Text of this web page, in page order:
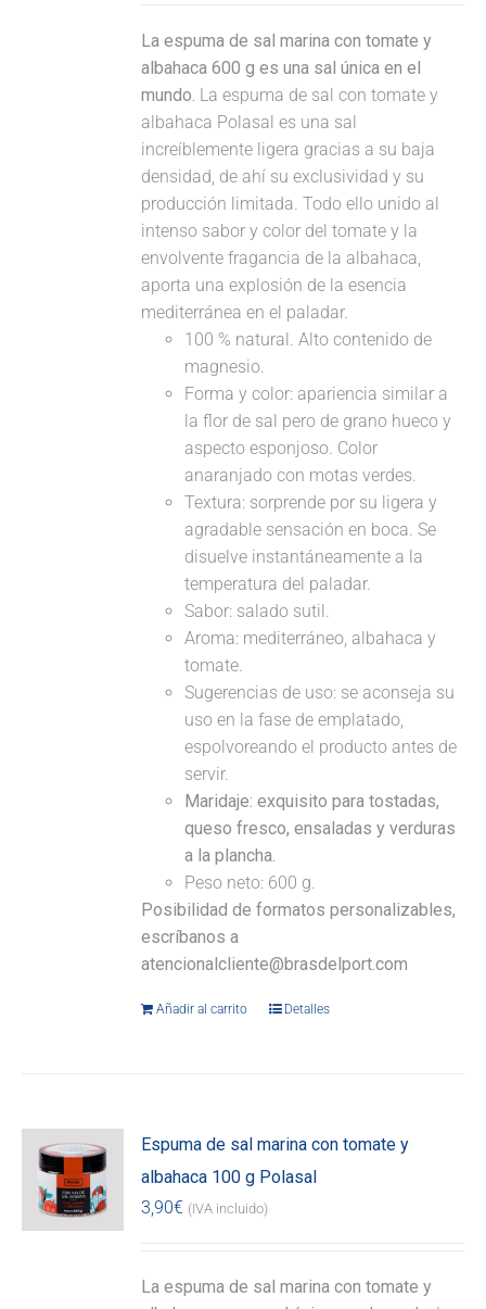
La espuma de sal marina con tomate y
albahaca 600 g es una sal única en el
mundo. La espuma de sal con tomate y
albahaca Polasal es una sal
increíblemente ligera gracias a su baja
densidad, de ahí su exclusividad y su
producción limitada. Todo ello unido al
intenso sabor y color del tomate y la
envolvente fragancia de la albahaca,
aporta una explosión de la esencia
mediterránea en el paladar.
100 % natural. Alto contenido de
magnesio.
Forma y color: apariencia similar a
la flor de sal pero de grano hueco y
aspecto esponjoso. Color
anaranjado con motas verdes.
Textura: sorprende por su ligera y
agradable sensación en boca. Se
disuelve instantáneamente a la
temperatura del paladar.
Sabor: salado sutil.
Aroma: mediterráneo, albahaca y
tomate.
Sugerencias de uso: se aconseja su
uso en la fase de emplatado,
espolvoreando el producto antes de
servir.
Maridaje: exquisito para tostadas,
queso fresco, ensaladas y verduras
a la plancha.
Peso neto: 600 g.
Posibilidad de formatos personalizables,
escríbanos a
atencionalcliente@brasdelport.com
Añadir al carrito Detalles
Espuma de sal marina con tomate y
albahaca 100 g Polasal
3,90€ (IVA incluido)
La espuma de sal marina con tomate y